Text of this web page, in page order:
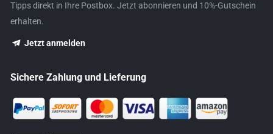
Tipps direkt in Ihre Postbox. Jetzt abonnieren und 10%-Gutschein
erhalten.
Jetzt anmelden
Sichere Zahlung und Lieferung